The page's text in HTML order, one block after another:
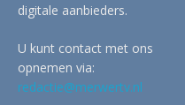
digitale aanbieders.
U kunt contact met ons
opnemen via:
redactie@merwertv.nl